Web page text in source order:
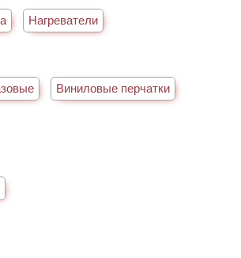
Нагреватели
Виниловые перчатки